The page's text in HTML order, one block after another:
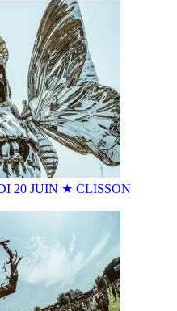
20 JUIN ★ CLISSON